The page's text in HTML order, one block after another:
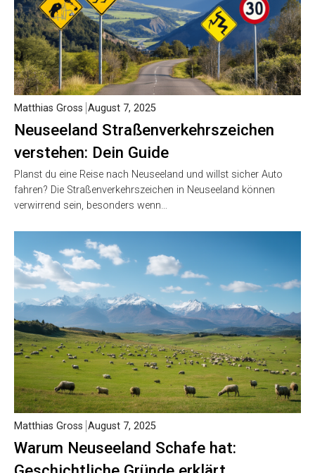
Neuseeland Straßenverkehrszeichen
verstehen: Dein Guide
Matthias Gross August 7, 2025
Planst du eine Reise nach Neuseeland und willst sicher Auto
fahren? Die Straßenverkehrszeichen in Neuseeland können
verwirrend sein, besonders wenn…
Warum Neuseeland Schafe hat:
Matthias Gross August 7, 2025